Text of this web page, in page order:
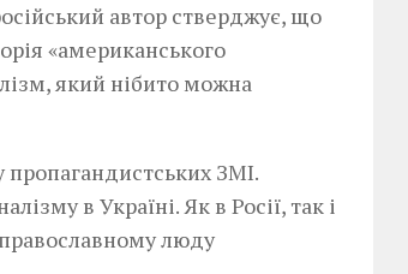
автор стверджує, що
«американського
який нібито можна
пропагандистських ЗМІ.
в Україні. Як в Росії, так і
люду